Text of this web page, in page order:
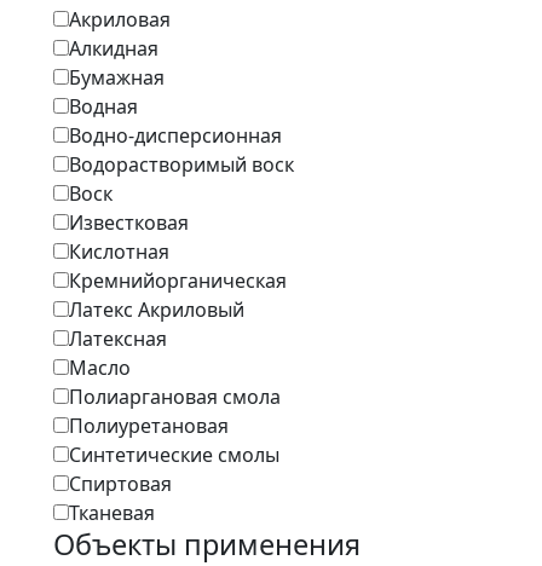
Акриловая
Алкидная
Бумажная
Водная
Водно-дисперсионная
Водорастворимый воск
Воск
Известковая
Кислотная
Кремнийорганическая
Латекс Акриловый
Латексная
Масло
Полиаргановая смола
Полиуретановая
Синтетические смолы
Спиртовая
Тканевая
Объекты применения